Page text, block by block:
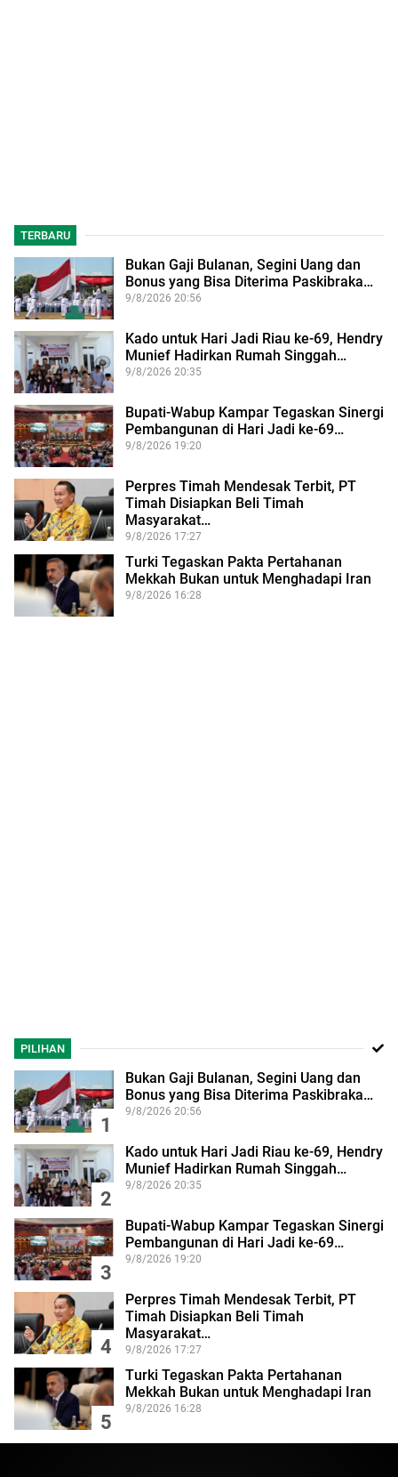
TERBARU
Bukan Gaji Bulanan, Segini Uang dan
Bonus yang Bisa Diterima Paskibraka…
9/8/2026 20:56
Kado untuk Hari Jadi Riau ke-69, Hendry
Munief Hadirkan Rumah Singgah…
9/8/2026 20:35
Bupati-Wabup Kampar Tegaskan Sinergi
Pembangunan di Hari Jadi ke-69…
9/8/2026 19:20
Perpres Timah Mendesak Terbit, PT
Timah Disiapkan Beli Timah
Masyarakat…
9/8/2026 17:27
Turki Tegaskan Pakta Pertahanan
Mekkah Bukan untuk Menghadapi Iran
9/8/2026 16:28
PILIHAN
1
Bukan Gaji Bulanan, Segini Uang dan
Bonus yang Bisa Diterima Paskibraka…
9/8/2026 20:56
2
Kado untuk Hari Jadi Riau ke-69, Hendry
Munief Hadirkan Rumah Singgah…
9/8/2026 20:35
3
Bupati-Wabup Kampar Tegaskan Sinergi
Pembangunan di Hari Jadi ke-69…
9/8/2026 19:20
4
Perpres Timah Mendesak Terbit, PT
Timah Disiapkan Beli Timah
Masyarakat…
9/8/2026 17:27
5
Turki Tegaskan Pakta Pertahanan
Mekkah Bukan untuk Menghadapi Iran
9/8/2026 16:28